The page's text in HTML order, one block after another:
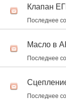
Клапан
Последнее
Масло в
Последнее
Последнее